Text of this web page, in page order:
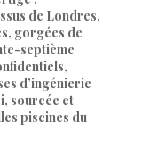
de Londres,
gorgées de
septième
d’ingénierie
sourcée et
piscines du